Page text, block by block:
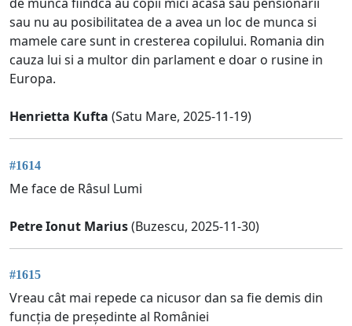
sau nu au posibilitatea de a avea un loc de munca si
mamele care sunt in cresterea copilului. Romania din
cauza lui si a multor din parlament e doar o rusine in
Europa.
Henrietta Kufta (Satu Mare, 2025-11-19)
#1614
Me face de Râsul Lumi
Petre Ionut Marius(Buzescu, 2025-11-30)
#1615
Vreau cât mai repede ca nicusor dan sa fie demis din
funcția de președinte al României